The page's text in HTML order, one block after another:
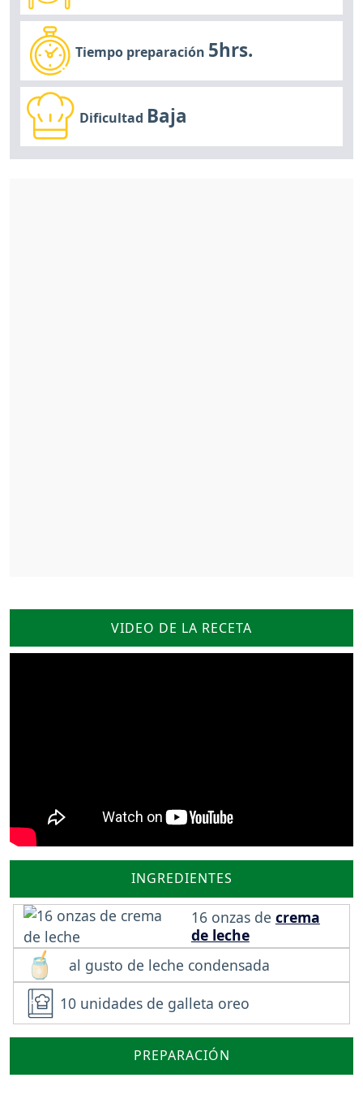
Tiempo preparación 5hrs.
Dificultad Baja
VIDEO DE LA RECETA
INGREDIENTES
16 onzas de crema
de leche
al gusto de leche condensada
10 unidades de galleta oreo
PREPARACIÓN